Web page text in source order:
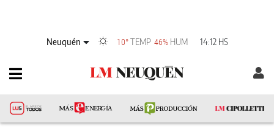
Neuquén 10° TEMP 46% HUM 14:12 HS